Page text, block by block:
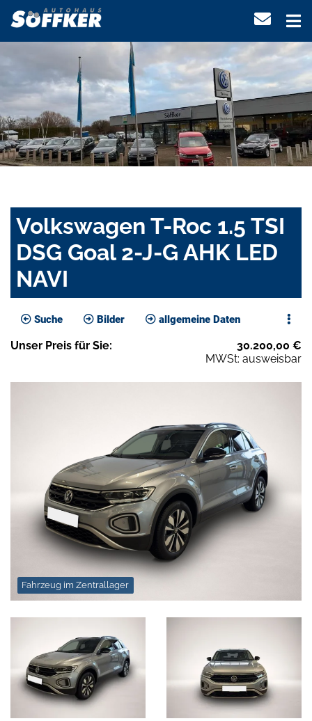
Volkswagen T-Roc 1.5 TSI
DSG Goal 2-J-G AHK LED
NAVI
Suche Bilder allgemeine Daten
Unser Preis für Sie: 30.200,00 €
MWSt: ausweisbar
Fahrzeug im Zentrallager